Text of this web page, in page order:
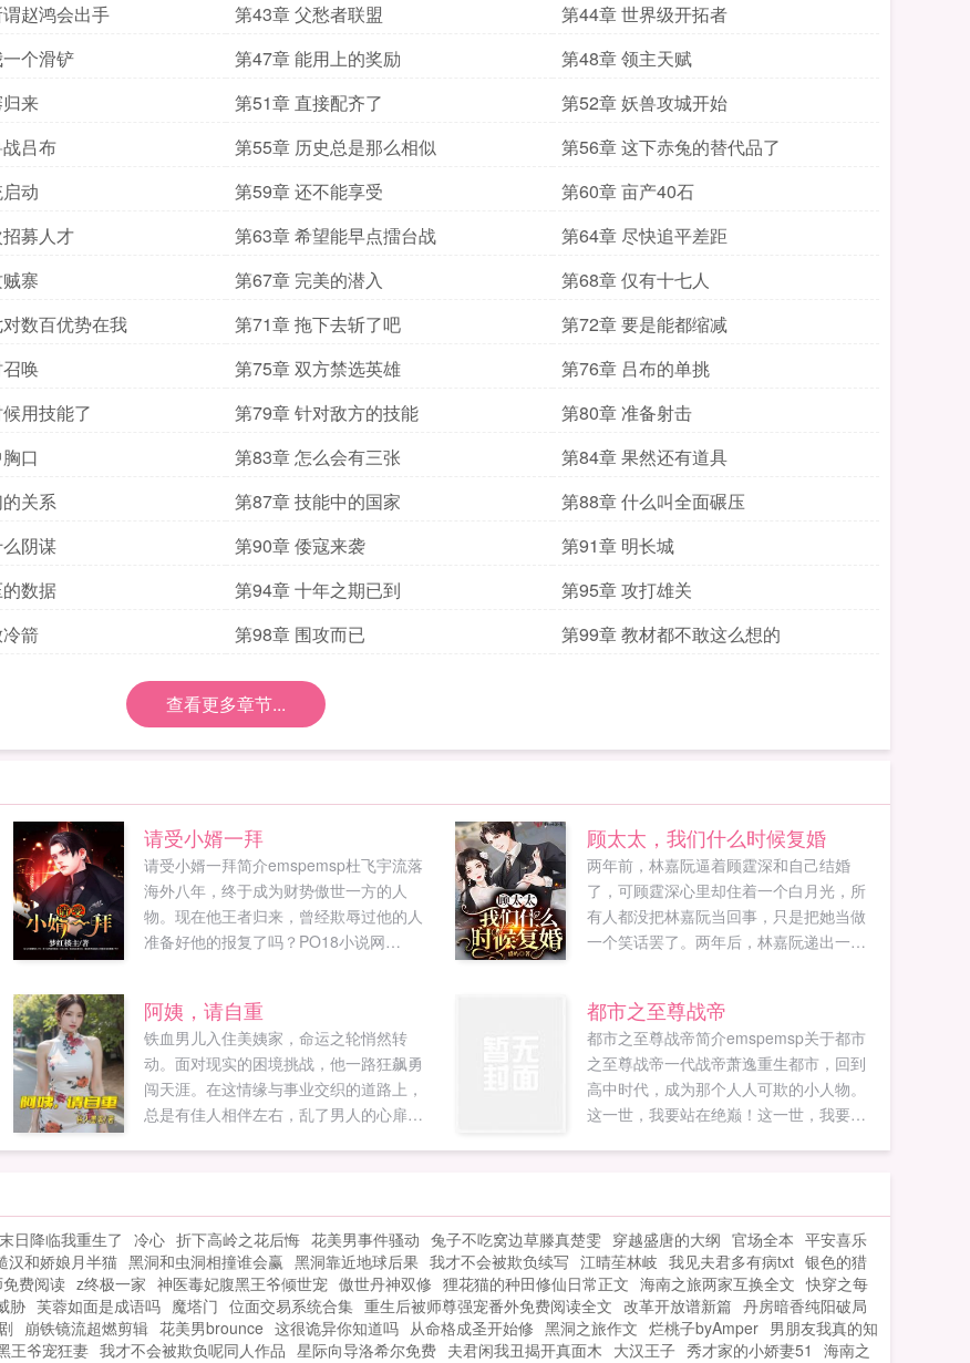
赵鸿会出手 第43章 父愁者联盟
第44章 世界级开拓者
个滑铲 第47章 能用上的奖励
第48章 领主天赋
来 第51章 直接配齐了
第52章 妖兽攻城开始
吕布 第55章 历史总是那么相似
第56章 这下赤兔的替代品了
动 第59章 还不能享受
第60章 亩产40石
募人才 第63章 希望能早点擂台战
第64章 尽快追平差距
寨 第67章 完美的潜入
第68章 仅有十七人
数百优势在我 第71章 拖下去斩了吧
第72章 要是能都缩减
唤 第75章 双方禁选英雄
第76章 吕布的单挑
用技能了 第79章 针对敌方的技能
第80章 准备射击
口 第83章 怎么会有三张
第84章 果然还有道具
关系 第87章 技能中的国家
第88章 什么叫全面碾压
阴谋 第90章 倭寇来袭
第91章 明长城
数据 第94章 十年之期已到
第95章 攻打雄关
箭 第98章 围攻而已 第99章 教材都不敢这么想的
查看更多章节...
请受小婿一拜
请受小婿一拜简介emspemsp杜飞宇流落
海外八年，终于成为财势傲世一方的人
物。现在他王者归来，曾经欺辱过他的人
准备好他的报复了吗？PO18小说网
顾太太，我们什么时候复婚
两年前，林嘉阮逼着顾霆深和自己结婚
了，可顾霆深心里却住着一个白月光，所
有人都没把林嘉阮当回事，只是把她当做
一个笑话罢了。两年后，林嘉阮递出一纸
纵的把戏，后来他发现不是，顾霆深开始
慌了，林嘉阮，你敢离婚？林嘉阮别整那
些有的没的，赶紧和我去把离婚证给领
了。听说外甥在追林嘉阮，顾霆深坐不住
了，他开始穷追猛打，锲而不舍的追妻火
葬场之路。顾霆深顾太太，我们什么时候
吗？阅读指南1顾霆深高冷傲娇×林嘉阮想
涨粉搞事业2虐妻一时爽，追妻火葬场如果
您喜欢顾太太，我们什么时候复婚，别忘
记分享给朋友...
阿姨，请自重
铁血男儿入住美姨家，命运之轮悄然转
动。面对现实的困境挑战，他一路狂飙勇
闯天涯。在这情缘与事业交织的道路上，
总是有佳人相伴左右，乱了男人的心扉，
颜，不仅融化了他冰冷的心，更让他明白
真正可贵的女人，是历经生活磨...
都市之至尊战帝
都市之至尊战帝简介emspemsp关于都市
之至尊战帝一代战帝萧逸重生都市，回到
高中时代，成为那个人人可欺的小人物。
这一世，我要站在绝巅！这一世，我要弥
日降临我重生了 冷心 折下高岭之花后悔 花美男事件骚动 兔子不吃窝边草滕真楚雯 穿越盛唐的大纲 官场全本 平安喜乐
汉和娇娘月半猫 黑洞和虫洞相撞谁会赢 黑洞靠近地球后果 我才不会被欺负续写 江晴苼林岐 我见夫君多有病txt 银色的猎
费阅读 z终极一家 神医毒妃腹黑王爷倾世宠 傲世丹神双修 狸花猫的种田修仙日常正文 海南之旅两家互换全文 快穿之每
胁 芙蓉如面是成语吗 魔塔门 位面交易系统合集 重生后被师尊强宠番外免费阅读全文 改革开放谱新篇 丹房暗香纯阳破局
崩铁镜流超燃剪辑 花美男brounce 这很诡异你知道吗 从命格成圣开始修 黑洞之旅作文 烂桃子byAmper 男朋友我真的知
王爷宠狂妻 我才不会被欺负呢同人作品 星际向导洛希尔免费 夫君闲我丑揭开真面木 大汉王子 秀才家的小娇妻51
海南之